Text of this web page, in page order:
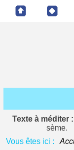
Texte à méditer :
sème.
Vous êtes ici :